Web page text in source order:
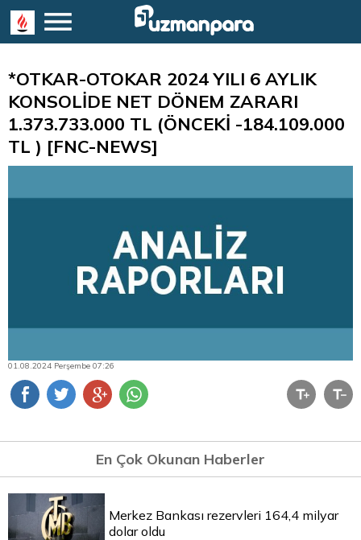
*OTKAR-OTOKAR 2024 YILI 6 AYLIK
KONSOLİDE NET DÖNEM ZARARI
1.373.733.000 TL (ÖNCEKİ -184.109.000
TL ) [FNC-NEWS]
01.08.2024 Perşembe 07:26
En Çok Okunan Haberler
Merkez Bankası rezervleri 164,4 milyar
dolar oldu